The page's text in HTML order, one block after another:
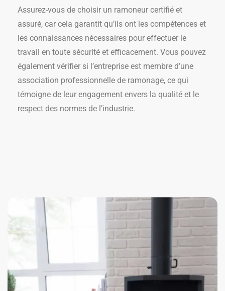
Assurez-vous de choisir un ramoneur certifié et
assuré, car cela garantit qu’ils ont les compétences et
les connaissances nécessaires pour effectuer le
travail en toute sécurité et efficacement. Vous pouvez
également vérifier si l’entreprise est membre d’une
association professionnelle de ramonage, ce qui
témoigne de leur engagement envers la qualité et le
respect des normes de l’industrie.